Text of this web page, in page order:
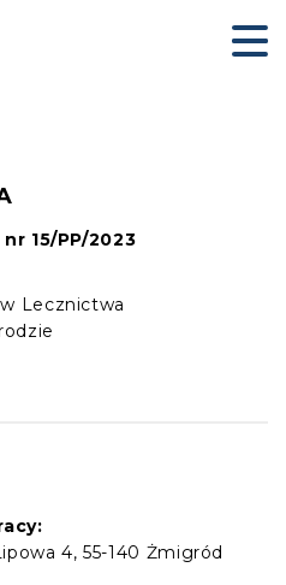
15/PP/2023
Lecznictwa
4, 55-140 Żmigród